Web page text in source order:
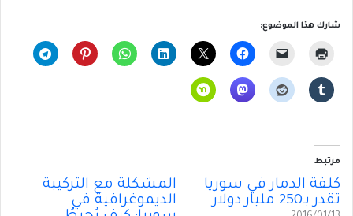
شارك هذا الموضوع:
مرتبط
كلفة الدمار في سوريا
تقدر بـ250 مليار دولار
المشكلة مع التركيبة
الديموغرافية في